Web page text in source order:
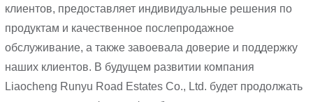
клиентов, предоставляет индивидуальные решения по
продуктам и качественное послепродажное
обслуживание, а также завоевала доверие и поддержку
наших клиентов. В будущем развитии компания
Liaocheng Runyu Road Estates Co., Ltd. будет продолжать